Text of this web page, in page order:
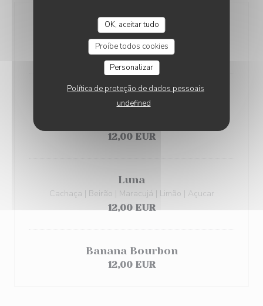
OK, aceitar tudo
Proíbe todos cookies
Personalizar
Política de proteção de dados pessoais
undefined
Passion Martini
Gin | Cafe | Maracujá | Kombava
12,00 EUR
Rubi
Vodka | Petroni | Frutos Vermelhos | Limão | Canela |
12,00 EUR
Luna
Cachaça | Beirão | Maracujá | Limão | Açucar
12,00 EUR
Banana Bourbon
12,00 EUR